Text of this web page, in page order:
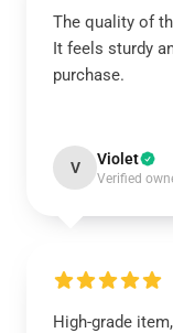
The quality of
It feels sturdy
purchase.
V Violet
Verified
High-grade